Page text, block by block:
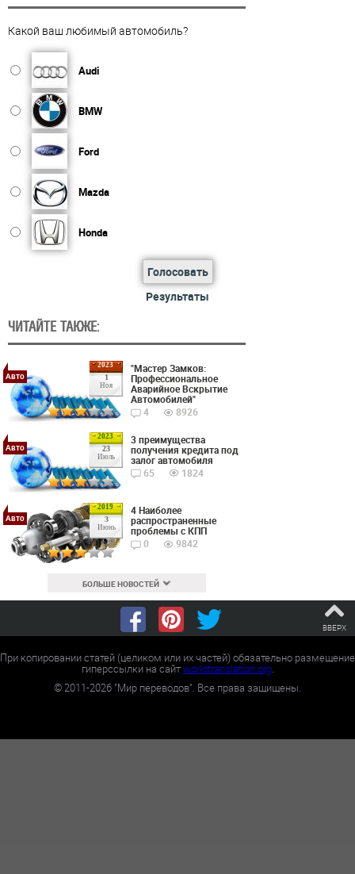
Какой ваш любимый автомобиль?
Audi
BMW
Ford
Mazda
Honda
Голосовать
Результаты
ЧИТАЙТЕ ТАКЖЕ:
2023
1
Ноя
Авто
"Мастер Замков:
Профессиональное
Аварийное Вскрытие
Автомобилей"
4
8926
2023
23
Июль
Авто
3 преимущества
получения кредита под
залог автомобиля
65
1824
2019
3
Июнь
Авто
4 Наиболее
распространенные
проблемы с КПП
0
9842
БОЛЬШЕ НОВОСТЕЙ
ВВЕРХ
При копировании статей (целиком или их частей) обязательно размещение
гиперссылки на сайтworldtranslation.org.
©2011-2026 "Мир переводов". Все права защищены.